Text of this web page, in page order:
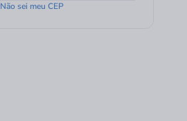
Não sei meu CEP